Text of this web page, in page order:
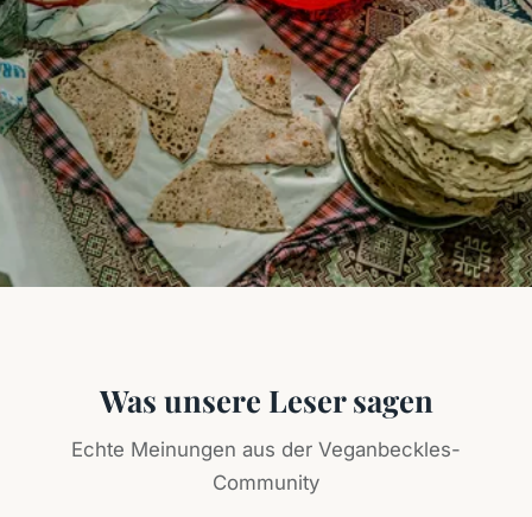
Was unsere Leser sagen
Echte Meinungen aus der Veganbeckles-
Community